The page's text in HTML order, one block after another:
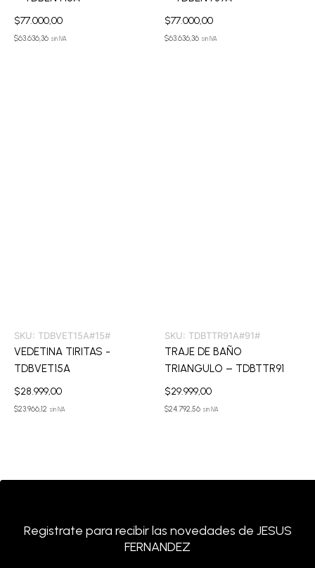
$77.000,00
$63.636,36 sin IVA
$77.000,00
$63.636,36 sin IVA
SKU: TDBVET15A#15#
VEDETINA TIRITAS -
TDBVET15A
$28.999,00
$23.966,12 sin IVA
SKU: TDBTTR91A#91#
TRAJE DE BAÑO
TRIANGULO – TDBTTR91
$29.999,00
$24.792,56 sin IVA
Registrate para recibir las novedades de JESUS
FERNANDEZ